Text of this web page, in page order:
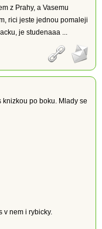
z Prahy, a Vasemu
rici jeste jednou pomaleji
je studenaaa ...
po boku. Mlady se
v nem i rybicky.